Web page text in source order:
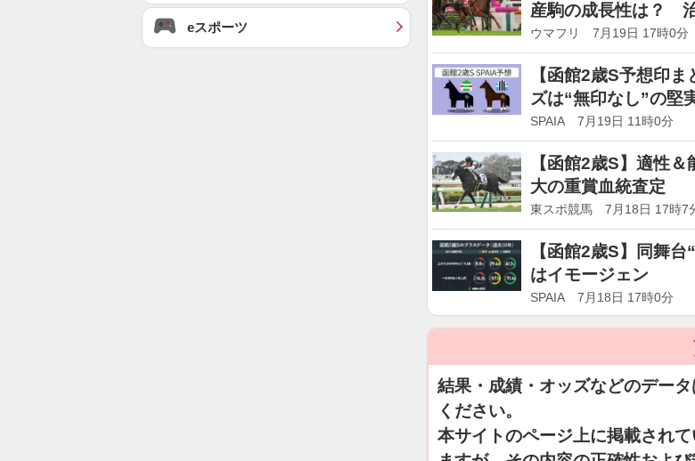
産駒の成長性は？
ウマフリ 7月19日 17時0分
【函館2歳S予想印
ズは“無印なし”の堅
SPAIA 7月19日 11時0分
【函館2歳S】適性
大の重賞血統査定
東スポ競馬 7月18日 17時7
【函館2歳S】同舞
はイモージェン
SPAIA 7月18日 17時0分
結果・成績・オッズなどのデー
ください。
本サイトのページ上に掲載され
eスポーツ